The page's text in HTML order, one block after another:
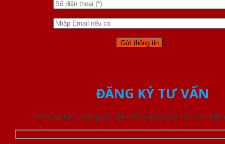
ĐĂNG KÝ TƯ VẤN
Liên hệ với chúng tôi để nhận được tư vấn chi tiết